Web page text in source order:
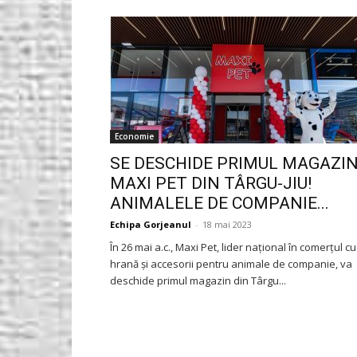
Gorjeanul.ro
Economie
SE DESCHIDE PRIMUL
MAXI PET DIN TÂRGU-JIU!
ANIMALELE DE COMPANIE...
Echipa Gorjeanul - 18 mai 2023
În 26 mai a.c., Maxi Pet, lider național în comerțul cu
hrană și accesorii pentru animale de companie, va
deschide primul magazin din Târgu...